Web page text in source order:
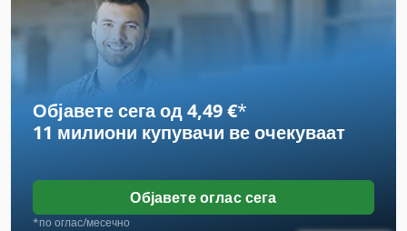
Објавете сега од 4,49 €*
11 милиони купувачи ве очекуваат
Објавете оглас сега
*по оглас/месечно